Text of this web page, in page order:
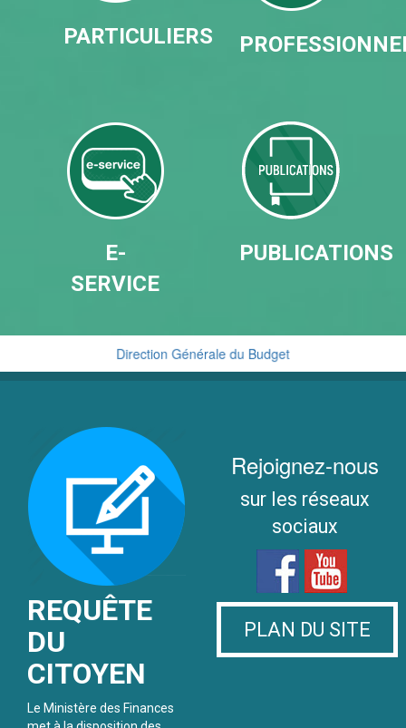
PARTICULIERS
E-
SERVICE
PUBLICATIONS
Direction Générale du Budget
Cellule de Traitement du Renseignement Financier
REQUÊTE
DU
CITOYEN
Le Ministère des Finances
Rejoignez-nous
sur les réseaux
sociaux
PLAN DU SITE